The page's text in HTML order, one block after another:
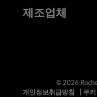
제조업체
© 2026
개인정보취급방침
쿠